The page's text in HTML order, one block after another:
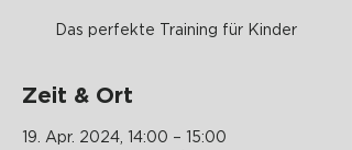
Das perfekte Training für Kinder
Zeit & Ort
19. Apr. 2024, 14:00 – 15:00